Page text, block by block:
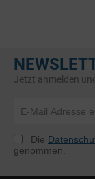
Jetzt anmelden
Die
genommen.